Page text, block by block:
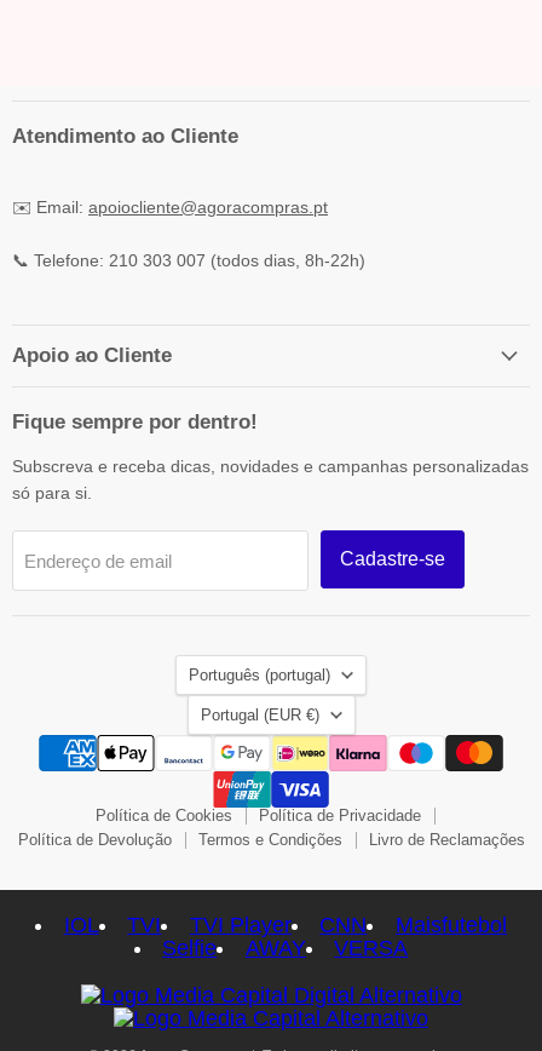
Atendimento ao Cliente
✉️ Email: apoiocliente@agoracompras.pt
📞 Telefone: 210 303 007 (todos dias, 8h-22h)
Apoio ao Cliente
Fique sempre por dentro!
Subscreva e receba dicas, novidades e campanhas personalizadas
só para si.
Endereço de email Cadastre-se
Idioma
Português (portugal)
País
Portugal (EUR €)
Política de Cookies
Política de Privacidade
Política de Devolução
Termos e Condições Livro de Reclamações
IOL TVI TVI Player CNN
Maisfutebol
Selfie
AWAY VERSA